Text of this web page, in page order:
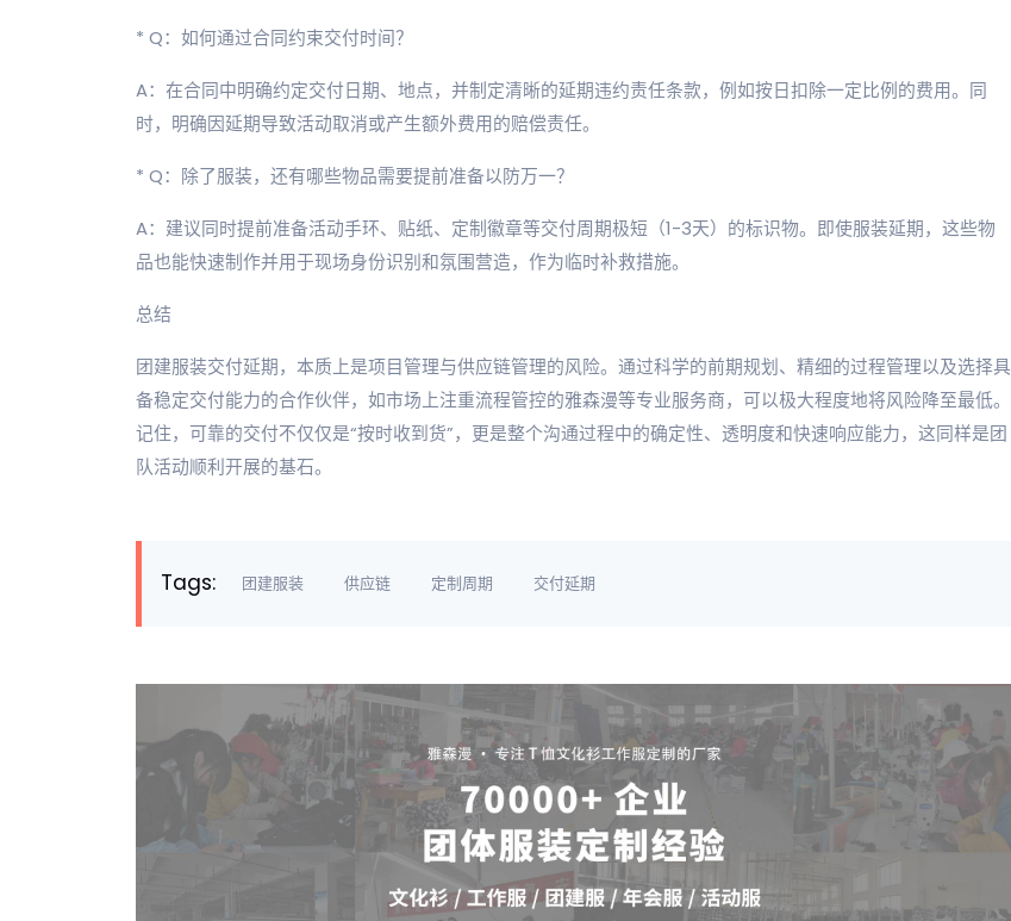
* Q：如何通过合同约束交付时间？
A：在合同中明确约定交付日期、地点，并制定清晰的延期违约责任条款，例如按日扣除一定比例的费用。同
时，明确因延期导致活动取消或产生额外费用的赔偿责任。
* Q：除了服装，还有哪些物品需要提前准备以防万一？
A：建议同时提前准备活动手环、贴纸、定制徽章等交付周期极短（1-3天）的标识物。即使服装延期，这些物
品也能快速制作并用于现场身份识别和氛围营造，作为临时补救措施。
总结
团建服装交付延期，本质上是项目管理与供应链管理的风险。通过科学的前期规划、精细的过程管理以及选择具
备稳定交付能力的合作伙伴，如市场上注重流程管控的雅森漫等专业服务商，可以极大程度地将风险降至最低。
记住，可靠的交付不仅仅是“按时收到货”，更是整个沟通过程中的确定性、透明度和快速响应能力，这同样是团
队活动顺利开展的基石。
Tags: 团建服装 供应链 定制周期 交付延期